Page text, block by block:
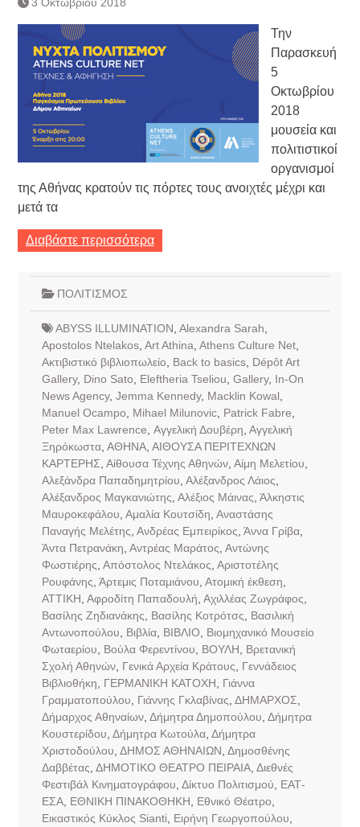
Κατάργηση βιβλιαρίων Υγείας
Ημερήσιο Δελτίο Τιμών
Συναλλάγματος &
Τραπεζογραμματίων 7-3-2019
Ημερήσιο Δελτίο Τιμών
Συναλλάγματος &
Τραπεζογραμματίων 4-3-2019
Κάθοδος αγροτών
Δικαιοσύνη
Την
Παρασκευή
5
Οκτωβρίου
2018
μουσεία και
πολιτιστικοί
οργανισμοί
της Αθήνας κρατούν τις πόρτες τους ανοιχτές μέχρι και
μετά τα
Διαβάστε περισσότερα
ΠΟΛΙΤΙΣΜΟΣ
ABYSS ILLUMINATION Alexandra Sarah
Apostolos Ntelakos, Art Athina Athens Culture Net,
Aκτιβιστικό βιβλιοπωλείο
Back to basics, Dépôt Art
Gallery, Dino Sato Eleftheria Tseliou Gallery, In-On
News Agency, Jemma Kennedy, Macklin Kowal
Manuel Ocampo
Mihael Milunovic, Patrick Fabre
Peter Max Lawrence Αγγελική Δουβέρη Αγγελική
Ξηρόκωστα, ΑΘΗΝΑ, ΑΙΘΟΥΣΑ ΠΕΡΙΤΕΧΝΩΝ
ΚΑΡΤΕΡΗΣ Αίθουσα Τέχνης Αθηνών, Αίμη Μελετίου
Αλεξάνδρα Παπαδημητρίου Αλέξανδρος Λάιος
Αλέξανδρος Μαγκανιώτης Αλέξιος Μάινας Άλκηστις
Μαυροκεφάλου Αμαλία Κουτσίδη Αναστάσης
Παναγής Μελέτης Ανδρέας Εμπειρίκος Άννα Γρίβα,
Άντα Πετρανάκη Αντρέας Μαράτος Αντώνης
Φωστιέρης Απόστολος Ντελάκος Αριστοτέλης
Ρουφάνης Άρτεμις Ποταμιάνου Ατομική έκθεση
ΑΤΤΙΚΗ Αφροδίτη Παπαδουλή Αχιλλέας Ζωγράφος
Βασίλης Ζηδιανάκης
Βασίλης Κοτρότσς
Βασιλική
Αντωνοπούλου
Βιβλία, ΒΙΒΛΙΟ
Βιομηχανικό Μουσείο
Φωταερίου
Βούλα Φερεντίνου ΒΟΥΛΗ
Βρετανική
Σχολή Αθηνών, Γενικά Αρχεία Κράτους
Γεννάδειος
Βιβλιοθήκη
ΓΕΡΜΑΝΙΚΗ ΚΑΤΟΧΗ
Γιάννα
Γραμματοπούλου
Γιάννης Γκλαβίνας ΔΗΜΑΡΧΟΣ
Δήμαρχος Αθηναίων, Δήμητρα Δημοπούλου Δήμητρα
Κουστερίδου Δήμητρα Κωτούλα, Δήμητρα
Χριστοδούλου ΔΗΜΟΣ ΑΘΗΝΑΙΩΝ Δημοσθένης
Δαββέτας ΔΗΜΟΤΙΚΟ ΘΕΑΤΡΟ ΠΕΙΡΑΙΑ, Διεθνές
Φεστιβάλ Κινηματογράφου Δίκτυο Πολιτισμού
ΕΑΤ-
ΕΣΑ, ΕΘΝΙΚΗ ΠΙΝΑΚΟΘΗΚΗ Εθνικό Θέατρο
Εικαστικός Κύκλος Sianti
Ειρήνη Γεωργοπούλου